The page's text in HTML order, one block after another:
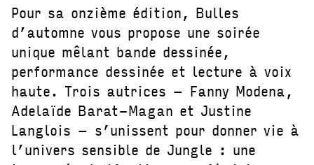
Pour sa onzième édition, Bulles
d’automne vous propose une soirée
unique mêlant bande dessinée,
performance dessinée et lecture à voix
haute. Trois autrices – Fanny Modena,
Adelaïde Barat-Magan et Justine
Langlois – s’unissent pour donner vie à
l’univers sensible de Jungle : une